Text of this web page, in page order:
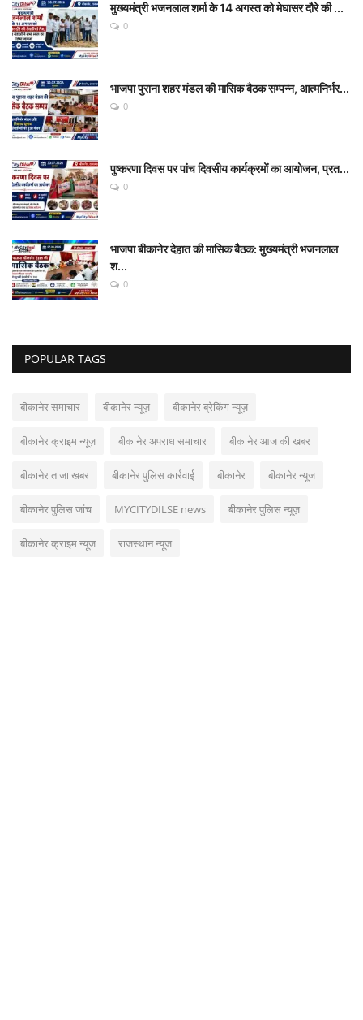
मुख्यमंत्री भजनलाल शर्मा के 14 अगस्त को मेघासर दौरे की ...
0
भाजपा पुराना शहर मंडल की मासिक बैठक सम्पन्न, आत्मनिर्भर...
0
पुष्करणा दिवस पर पांच दिवसीय कार्यक्रमों का आयोजन, प्रत...
0
भाजपा बीकानेर देहात की मासिक बैठक: मुख्यमंत्री भजनलाल
श...
0
POPULAR TAGS
बीकानेर समाचार बीकानेर न्यूज़ बीकानेर ब्रेकिंग न्यूज़
बीकानेर क्राइम न्यूज़ बीकानेर अपराध समाचार बीकानेर आज की खबर
बीकानेर ताजा खबर बीकानेर पुलिस कार्रवाई बीकानेर बीकानेर न्यूज
बीकानेर पुलिस जांच MYCITYDILSE news बीकानेर पुलिस न्यूज़
बीकानेर क्राइम न्यूज राजस्थान न्यूज